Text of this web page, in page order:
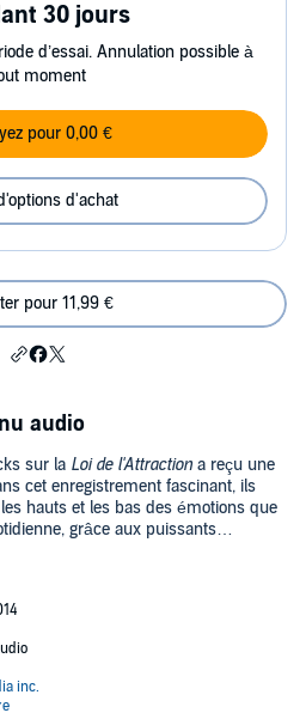
30 jours
d’essai. Annulation possible à
moment
pour 0,00 €
d'achat
pour 11,99 €
audio
sur la Loi de l'Attraction a reçu une
cet enregistrement fascinant, ils
hauts et les bas des émotions que
grâce aux puissants
comment maîtriser vos
en équilibre vos expériences
quotidien, ce qu'elles signifient, et
efficacement. Au fil de votre
et à vous sentir en paix
s'il y a infiniment plus que vous
que vous absorbez vous conduira